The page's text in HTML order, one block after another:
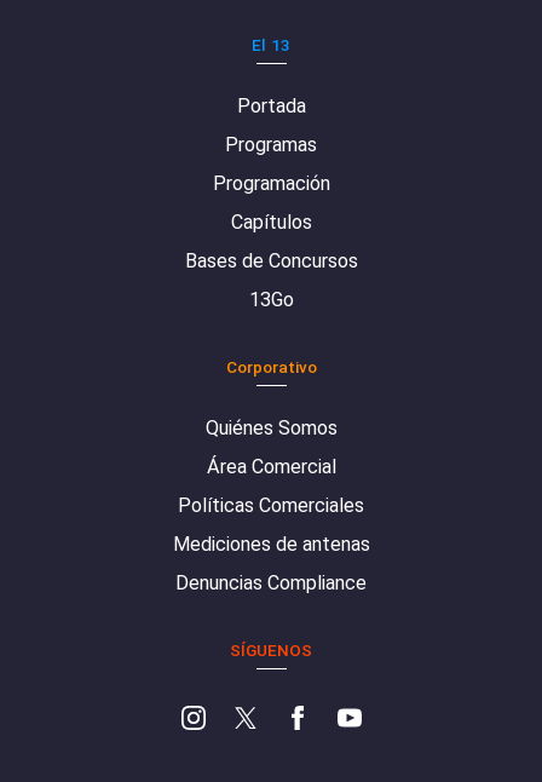
El 13
Portada
Programas
Programación
Capítulos
Bases de Concursos
13Go
Corporativo
Quiénes Somos
Área Comercial
Políticas Comerciales
Mediciones de antenas
Denuncias Compliance
SÍGUENOS